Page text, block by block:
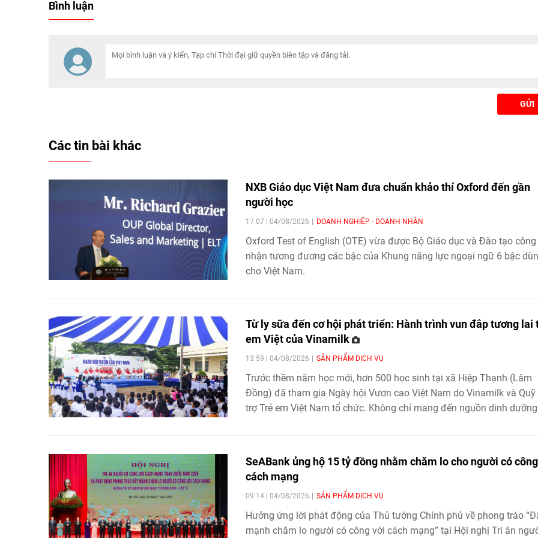
so với cùng kỳ.
Bình luận
GỬI
Các tin bài khác
NXB Giáo dục Việt Nam đưa chuẩn khảo thí Oxford đến gần
người học
17:07 | 04/08/2026 DOANH NGHIỆP - DOANH NHÂN
Oxford Test of English (OTE) vừa được Bộ Giáo dục và Đào tạo công
nhận tương đương các bậc của Khung năng lực ngoại ngữ 6 bậc
cho Việt Nam.
Từ ly sữa đến cơ hội phát triển: Hành trình vun đắp tương lai
em Việt của Vinamilk
13:59 | 04/08/2026 SẢN PHẨM DỊCH VỤ
Trước thềm năm học mới, hơn 500 học sinh tại xã Hiệp Thạnh (Lâm
Đồng) đã tham gia Ngày hội Vươn cao Việt Nam do Vinamilk và Quỹ
trợ Trẻ em Việt Nam tổ chức. Không chỉ mang đến nguồn dinh dưỡng
Vươn cao Việt Nam nhằm lan tỏa cơ hội tiếp cận dinh dưỡng cho trẻ
cả nước, góp phần hiện thực hóa khát vọng về một thế hệ Việt Nam
mạnh và phát triển toàn diện.
SeABank ủng hộ 15 tỷ đồng nhằm chăm lo cho người có
cách mạng
09:14 | 04/08/2026 SẢN PHẨM DỊCH VỤ
Hưởng ứng lời phát động của Thủ tướng Chính phủ về phong trào
mạnh chăm lo người có công với cách mạng” tại Hội nghị Tri ân